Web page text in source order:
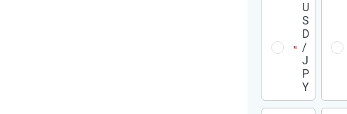
U
S
D
/
J
P
Y